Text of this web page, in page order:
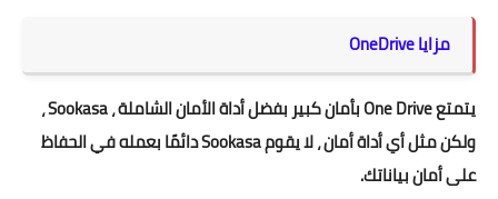
مزايا OneDrive
يتمتع One Drive بأمان كبير بفضل أداة الأمان الشاملة ، Sookasa ،
ولكن مثل أي أداة أمان ، لا يقوم Sookasa دائمًا بعمله في الحفاظ
على أمان بياناتك.